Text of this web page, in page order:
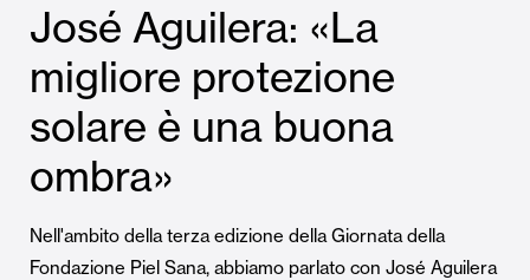
José Aguilera: «La
migliore protezione
solare è una buona
ombra»
Nell'ambito della terza edizione della Giornata della
Fondazione Piel Sana, abbiamo parlato con José Aguilera